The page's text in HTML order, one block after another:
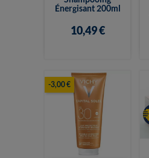
Énergisant 200ml
10,49 €
-3,00 €